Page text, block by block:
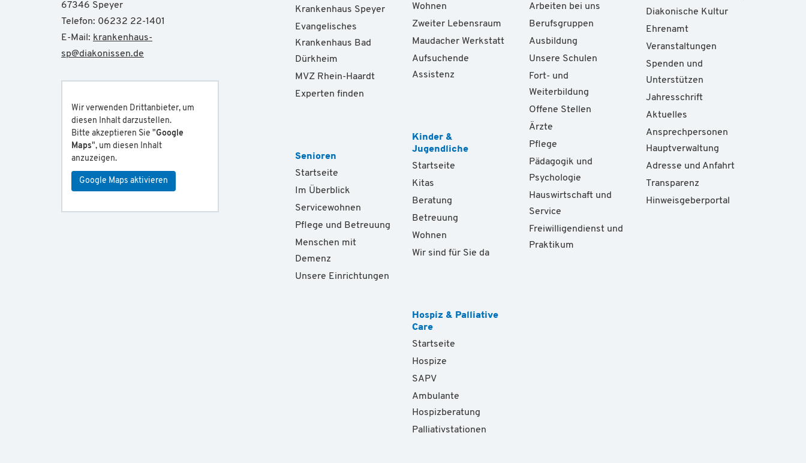
67346 Speyer
Telefon: 06232 22-1401
E-Mail: krankenhaus-
sp@diakonissen.de
Wir verwenden Drittanbieter, um
diesen Inhalt darzustellen.
Bitte akzeptieren Sie "Google
Maps", um diesen Inhalt
anzuzeigen.
Google Maps aktivieren
Krankenhaus Speyer
Evangelisches
Krankenhaus Bad
Dürkheim
MVZ Rhein-Haardt
Experten finden
Senioren
Startseite
Im Überblick
Servicewohnen
Pflege und Betreuung
Menschen mit
Demenz
Unsere Einrichtungen
Wohnen
Zweiter Lebensraum
Maudacher Werkstatt
Aufsuchende
Assistenz
Kinder &
Jugendliche
Startseite
Kitas
Beratung
Betreuung
Wohnen
Wir sind für Sie da
Hospiz & Palliative
Care
Startseite
Hospize
SAPV
Ambulante
Hospizberatung
Palliativstationen
Arbeiten bei uns
Berufsgruppen
Ausbildung
Unsere Schulen
Fort- und
Weiterbildung
Offene Stellen
Ärzte
Pflege
Pädagogik und
Psychologie
Hauswirtschaft und
Service
Freiwilligendienst und
Praktikum
Diakonische Kultur
Ehrenamt
Veranstaltungen
Spenden und
Unterstützen
Jahresschrift
Aktuelles
Ansprechpersonen
Hauptverwaltung
Adresse und Anfahrt
Transparenz
Hinweisgeberportal